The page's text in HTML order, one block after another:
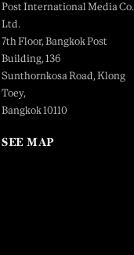
Post International Media
Ltd.
7th Floor, Bangkok Post
Building, 136
Sunthornkosa Road, Klong
Toey,
Bangkok 10110
SEE MAP